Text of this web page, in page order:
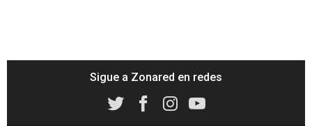
Sigue a Zonared en redes